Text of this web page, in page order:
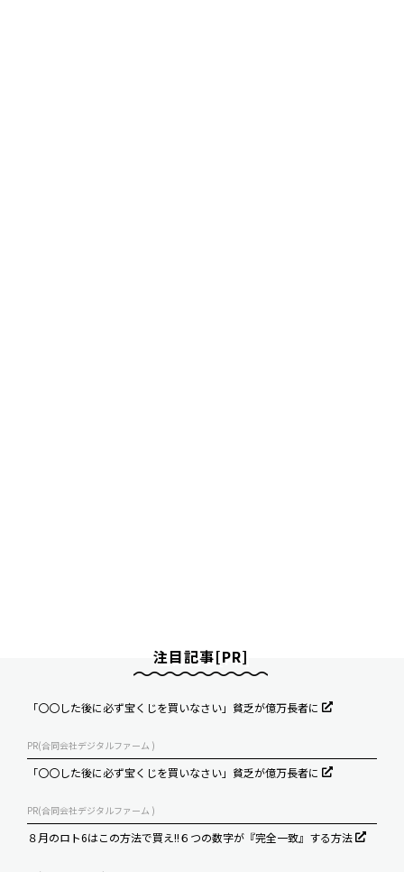
注目記事[PR]
「〇〇した後に必ず宝くじを買いなさい」貧乏が億万長者に
PR(合同会社デジタルファーム )
「〇〇した後に必ず宝くじを買いなさい」貧乏が億万長者に
PR(合同会社デジタルファーム )
８月のロト6はこの方法で買え!!６つの数字が『完全一致』する方法